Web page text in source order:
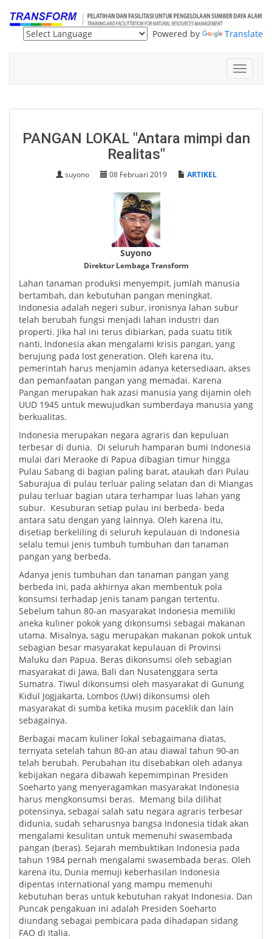
Powered by Translate
Toggle
PANGAN LOKAL "Antara mimpi dan
Realitas"
suyono 08 Februari 2019 ARTIKEL
Suyono
Direktur Lembaga Transform
Lahan tanaman produksi menyempit, jumlah manusia
bertambah, dan kebutuhan pangan meningkat.
Indonesia adalah negeri subur, ironisnya lahan subur
telah berubah fungsi menjadi lahan industri dan
properti. Jika hal ini terus dibiarkan, pada suatu titik
nanti, Indonesia akan mengalami krisis pangan, yang
berujung pada lost generation. Oleh karena itu,
pemerintah harus menjamin adanya ketersediaan, akses
dan pemanfaatan pangan yang memadai. Karena
Pangan merupakan hak azasi manusia yang dijamin oleh
UUD 1945 untuk mewujudkan sumberdaya manusia yang
berkualitas.
Indonesia merupakan negara agraris dan kepuluan
terbesar di dunia. Di seluruh hamparan bumi Indonesia
mulai dari Meraoke di Papua dibagian timur hingga
Pulau Sabang di bagian paling barat, ataukah dari Pulau
Saburajua di pulau terluar paling selatan dan di Miangas
pulau terluar bagian utara terhampar luas lahan yang
subur. Kesuburan setiap pulau ini berbeda- beda
antara satu dengan yang lainnya. Oleh karena itu,
disetiap berkeliling di seluruh kepulauan di Indonesia
selalu temui jenis tumbuh tumbuhan dan tanaman
pangan yang berbeda.
Adanya jenis tumbuhan dan tanaman pangan yang
berbeda ini, pada akhirnya akan membentuk pola
konsumsi terhadap jenis tanam pangan tertentu.
Sebelum tahun 80-an masyarakat Indonesia memiliki
aneka kuliner pokok yang dikonsumsi sebagai makanan
utama. Misalnya, sagu merupakan makanan pokok untuk
sebagian besar masyarakat kepulauan di Provinsi
Maluku dan Papua. Beras dikonsumsi oleh sebagian
masyarakat di Jawa, Bali dan Nusatenggara serta
Sumatra. Tiwul dikonsumsi oleh masyarakat di Gunung
Kidul Jogjakarta, Lombos (Uwi) dikonsumsi oleh
masyarakat di sumba ketika musim paceklik dan lain
sebagainya.
Berbagai macam kuliner lokal sebagaimana diatas,
ternyata setelah tahun 80-an atau diawal tahun 90-an
telah berubah. Perubahan itu disebabkan oleh adanya
kebijakan negara dibawah kepemimpinan Presiden
Soeharto yang menyeragamkan masyarakat Indonesia
harus mengkonsumsi beras. Memang bila dilihat
potensinya, sebagai salah satu negara agraris terbesar
didunia, sudah seharusnya bangsa Indonesia tidak akan
mengalami kesulitan untuk memenuhi swasembada
pangan (beras). Sejarah membuktikan Indonesia pada
tahun 1984 pernah mengalami swasembada beras. Oleh
karena itu, Dunia memuji keberhasilan Indonesia
dipentas international yang mampu memenuhi
kebutuhan beras untuk kebutuhan rakyat Indonesia. Dan
Puncak pengakuan ini adalah Presiden Soeharto
diundang sebagai pembicara pada dihadapan sidang
FAO di Italia.